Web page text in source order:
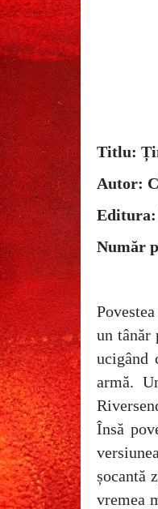
Titlu:
Autor:
Număr
un tânăr
ucigând
armă.
Însă
șocantă
vremea